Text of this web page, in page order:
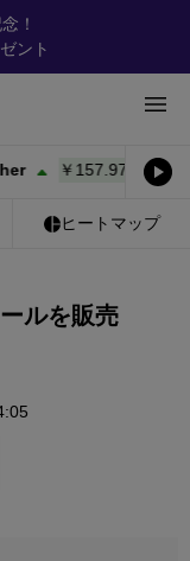
！
ント
￥157.97+0.01%
ヒートマップ
ルを販売